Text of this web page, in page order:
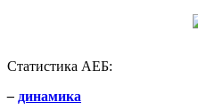
Статистика АЕБ:
– динамика